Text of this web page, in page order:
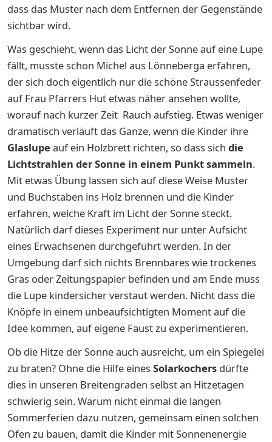
dass das Muster nach dem Entfernen der Gegenstände
sichtbar wird.
Was geschieht, wenn das Licht der Sonne auf eine Lupe
fällt, musste schon Michel aus Lönneberga erfahren,
der sich doch eigentlich nur die schöne Straussenfeder
auf Frau Pfarrers Hut etwas näher ansehen wollte,
worauf nach kurzer Zeit Rauch aufstieg. Etwas weniger
dramatisch verläuft das Ganze, wenn die Kinder ihre
Glaslupe auf ein Holzbrett richten, so dass sich die
Lichtstrahlen der Sonne in einem Punkt sammeln.
Mit etwas Übung lassen sich auf diese Weise Muster
und Buchstaben ins Holz brennen und die Kinder
erfahren, welche Kraft im Licht der Sonne steckt.
Natürlich darf dieses Experiment nur unter Aufsicht
eines Erwachsenen durchgeführt werden. In der
Umgebung darf sich nichts Brennbares wie trockenes
Gras oder Zeitungspapier befinden und am Ende muss
die Lupe kindersicher verstaut werden. Nicht dass die
Knöpfe in einem unbeaufsichtigten Moment auf die
Idee kommen, auf eigene Faust zu experimentieren.
Ob die Hitze der Sonne auch ausreicht, um ein Spiegelei
zu braten? Ohne die Hilfe eines Solarkochers dürfte
dies in unseren Breitengraden selbst an Hitzetagen
schwierig sein. Warum nicht einmal die langen
Sommerferien dazu nutzen, gemeinsam einen solchen
Ofen zu bauen, damit die Kinder mit Sonnenenergie